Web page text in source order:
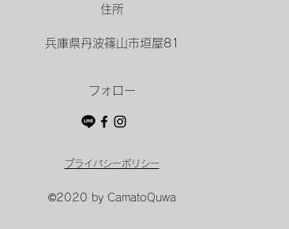
住所
兵庫県丹波篠山市垣屋81
フォロー
プライバシーポリシー
©2020 by CamatoQuwa